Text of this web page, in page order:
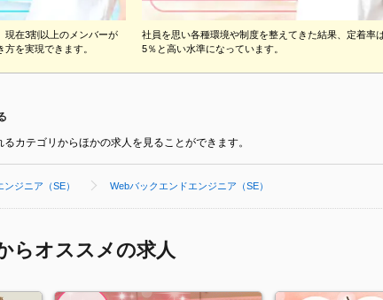
現在3割以上のメンバーが
を実現できます。
社員を思い各種環境や制度を整えてきた結果、定着率
5％と高い水準になっています。
カテゴリからほかの求人を見ることができます。
ンジニア（SE） Webバックエンドエンジニア（SE）
らオススメの求人